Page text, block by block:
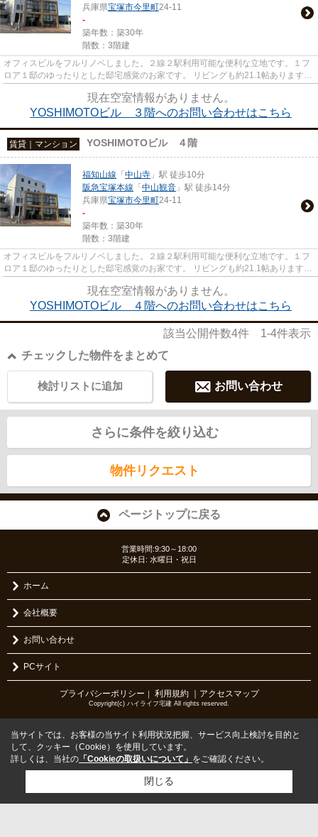
兵庫県宝塚市今里町24-11
-
築年数：築30年
階数：3階建
オフィスビルをフルリノベしました。２線２駅利用可能な便利な立地です。１フ
ロア１邸のゆったりとした邸宅感覚のお家です。 リビングも約21.1帖あります。
現在空室情報がありません。
YOSHIMOTOビル ３階へのお問い合わせはこちら
賃貸｜マンション YOSHIMOTOビル ４階
福知山線 「 中山寺 」駅 徒歩10分
阪急宝塚本線 「 中山観音 」駅 徒歩14分
兵庫県宝塚市今里町24-11
-
築年数：築30年
階数：3階建
オフィスビルをフルリノベしました。２線２駅利用可能な便利な立地です。１フ
ロア１邸のゆったりとした邸宅感覚のお家です。 リビングも約21.1帖あります。
現在空室情報がありません。
YOSHIMOTOビル ４階へのお問い合わせはこちら
該当公開件数4件 1-4件表示
チェックした物件をまとめて
お問い合わせ
検討リストに追加
さらに条件を絞り込む
物件リクエスト
ページトップに戻る
営業時間:9:30～18:00
定休日: 水曜日・祝日
ホーム
会社概要
お問い合わせ
PCサイト
プライバシーポリシー ｜ 利用規約 ｜アクセスマップ
Copyright(c) ハイライフ宅建 All rights reserved.
当サイトでは、お客様の当サイト利用状況把握、サービス向上検討を目的と
して、クッキー（Cookie）を使用しています。
詳しくは、当社の 「Cookieの取扱いについて」 をご確認ください。
閉じる